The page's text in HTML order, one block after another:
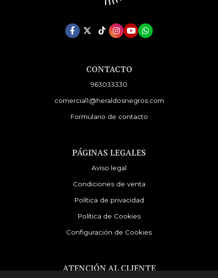
CONTACTO
963033330
comercial1@heraldosnegros.com
Formulario de contacto
PÁGINAS LEGALES
Aviso legal
Condiciones de venta
Política de privacidad
Política de Cookies
Configuración de Cookies
ATENCIÓN AL CLIENTE